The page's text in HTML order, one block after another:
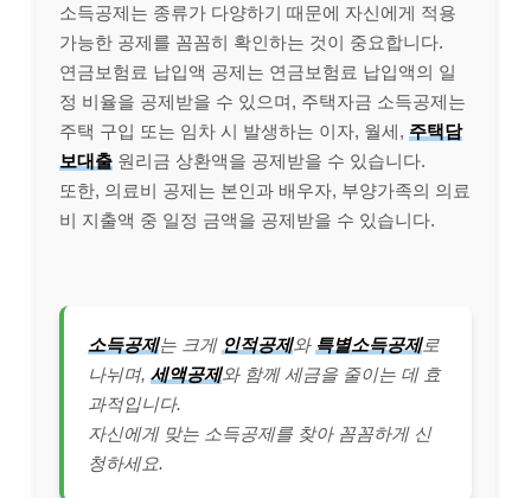
소득공제는 종류가 다양하기 때문에 자신에게 적용
가능한 공제를 꼼꼼히 확인하는 것이 중요합니다.
연금보험료 납입액 공제는 연금보험료 납입액의 일
정 비율을 공제받을 수 있으며, 주택자금 소득공제는
주택 구입 또는 임차 시 발생하는 이자, 월세, 주택담
보대출 원리금 상환액을 공제받을 수 있습니다.
또한, 의료비 공제는 본인과 배우자, 부양가족의 의료
비 지출액 중 일정 금액을 공제받을 수 있습니다.
소득공제는 크게 인적공제와 특별소득공제로
나뉘며, 세액공제와 함께 세금을 줄이는 데 효
과적입니다.
자신에게 맞는 소득공제를 찾아 꼼꼼하게 신
청하세요.